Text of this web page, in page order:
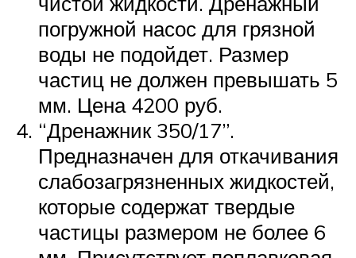
погружной насос для грязной
воды не подойдет. Размер
частиц не должен превышать 5
мм. Цена 4200 руб.
“Дренажник 350/17”.
Предназначен для откачивания
слабозагрязненных жидкостей,
которые содержат твердые
частицы размером не более 6